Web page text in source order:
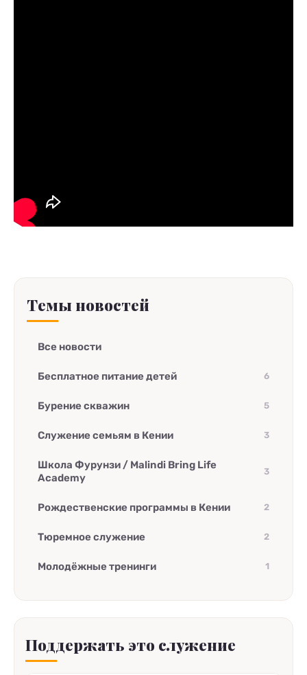
Темы новостей
Все новости
Бесплатное питание детей 6
Бурение скважин 5
Служение семьям в Кении 3
Школа Фурунзи / Malindi Bring Life
Academy
3
Рождественские программы в Кении 2
Тюремное служение 2
Молодёжные тренинги 1
Поддержать это служение